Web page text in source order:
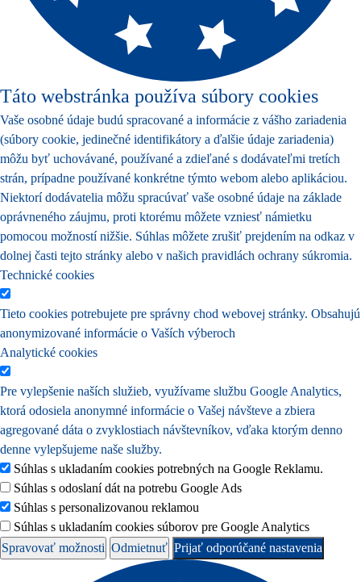
Táto webstránka používa súbory cookies
Vaše osobné údaje budú spracované a informácie z vášho zariadenia
(súbory cookie, jedinečné identifikátory a ďalšie údaje zariadenia)
môžu byť uchovávané, používané a zdieľané s dodávateľmi tretích
strán, prípadne používané konkrétne týmto webom alebo aplikáciou.
Niektorí dodávatelia môžu spracúvať vaše osobné údaje na základe
oprávneného záujmu, proti ktorému môžete vzniesť námietku
pomocou možností nižšie. Súhlas môžete zrušiť prejdením na odkaz v
dolnej časti tejto stránky alebo v našich pravidlách ochrany súkromia.
Technické cookies
Tieto cookies potrebujete pre správny chod webovej stránky. Obsahujú
anonymizované informácie o Vaších výberoch
Analytické cookies
Pre vylepšenie naších služieb, využívame službu Google Analytics,
ktorá odosiela anonymné informácie o Vašej návšteve a zbiera
agregované dáta o zvyklostiach návštevníkov, vďaka ktorým denno
denne vylepšujeme naše služby.
Súhlas s ukladaním cookies potrebných na Google Reklamu.
Súhlas s odoslaní dát na potrebu Google Ads
Súhlas s personalizovanou reklamou
Súhlas s ukladaním cookies súborov pre Google Analytics
Spravovať možnosti Odmietnuť Prijať odporúčané nastavenia